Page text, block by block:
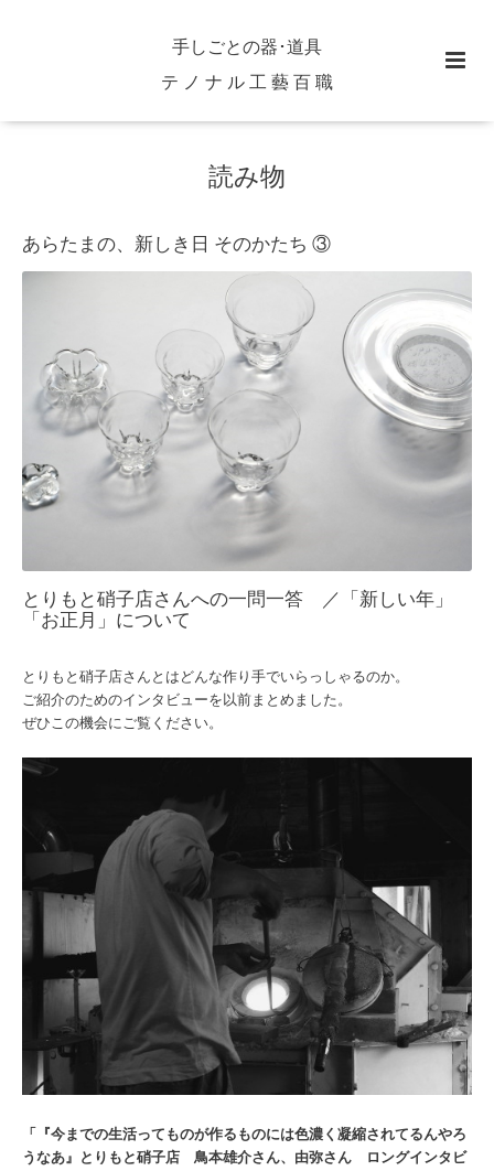
手しごとの器･道具
テ ノ ナ ル 工 藝 百 職
読み物
あらたまの、新しき日 そのかたち ③
とりもと硝子店さんへの一問一答 ／「新しい年」
「お正月」について
とりもと硝子店さんとはどんな作り手でいらっしゃるのか。
ご紹介のためのインタビューを以前まとめました。
ぜひこの機会にご覧ください。
「『今までの生活ってものが作るものには色濃く凝縮されてるんやろ
うなあ』とりもと硝子店 鳥本雄介さん、由弥さん ロングインタビ